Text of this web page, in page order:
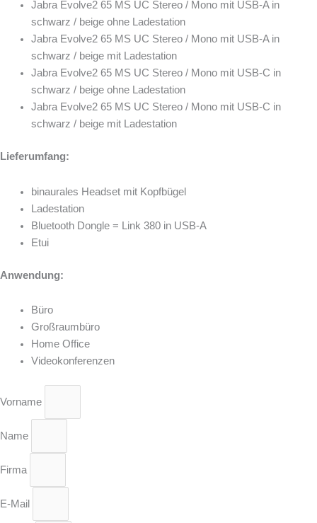
Jabra Evolve2 65 MS UC Stereo / Mono mit USB-A in
schwarz / beige ohne Ladestation
Jabra Evolve2 65 MS UC Stereo / Mono mit USB-A in
schwarz / beige mit Ladestation
Jabra Evolve2 65 MS UC Stereo / Mono mit USB-C in
schwarz / beige ohne Ladestation
Jabra Evolve2 65 MS UC Stereo / Mono mit USB-C in
schwarz / beige mit Ladestation
Lieferumfang:
binaurales Headset mit Kopfbügel
Ladestation
Bluetooth Dongle = Link 380 in USB-A
Etui
Anwendung:
Büro
Großraumbüro
Home Office
Videokonferenzen
Vorname
Name
Firma
E-Mail